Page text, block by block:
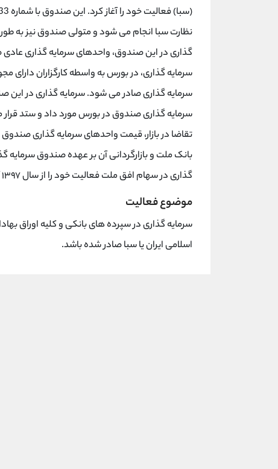
نظارت سبا انجام می شود و متولی صندوق نیز به طور
گذاری در این صندوق، واحدهای سرمایه گذاری
سرمایه گذاری، در بورس به واسطه کارگزاران
سرمایه گذاری صادر می شود. سرمایه گذاری در
سرمایه گذاری صندوق در بورس مورد داد و ستد قرار
تقاضا در بازار، قیمت واحدهای سرمایه گذاری
بانک ملت و بازارگردانی آن بر عهده صندوق
گذاری در سهام افق ملت فعالیت خود را از سال ۱۳۹۷ آغاز نمود.
موضوع فعالیت
سرمایه گذاری در سپرده های بانکی و کلیه اوراق
اسلامی ایران یا سبا صادر شده باشد.